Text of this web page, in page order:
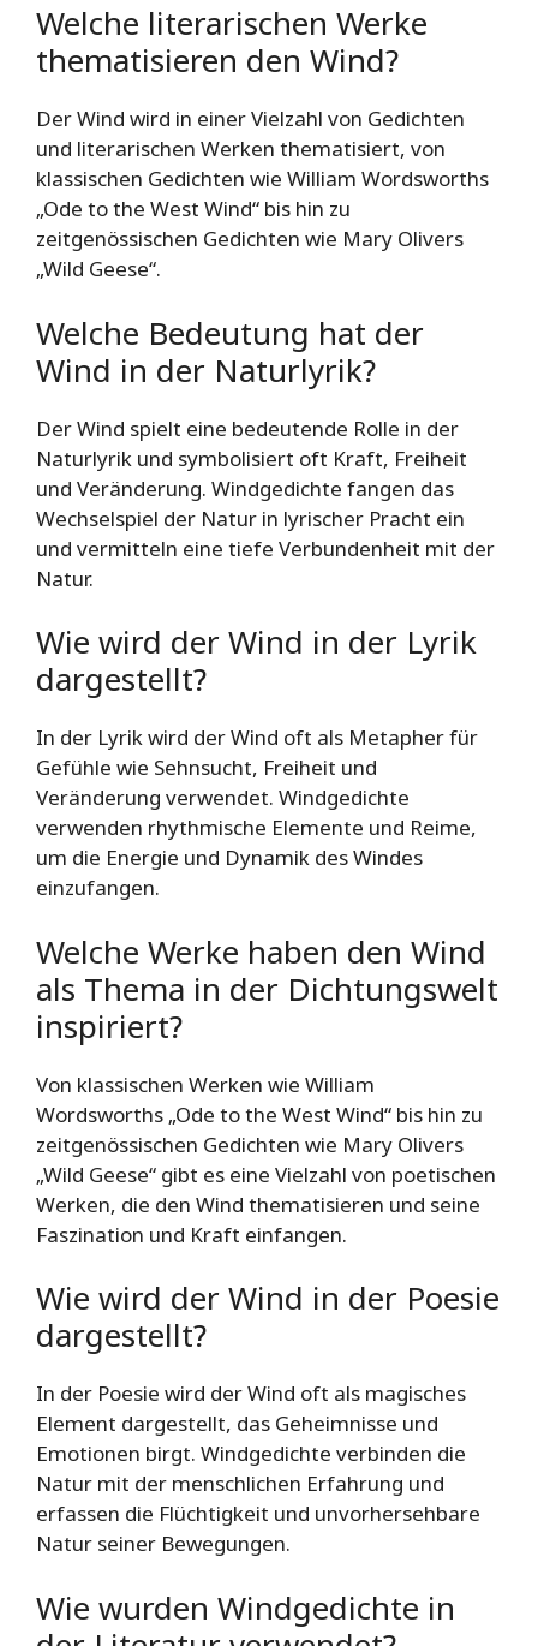
Welche literarischen Werke
thematisieren den Wind?
Der Wind wird in einer Vielzahl von Gedichten
und literarischen Werken thematisiert, von
klassischen Gedichten wie William Wordsworths
„Ode to the West Wind“ bis hin zu
zeitgenössischen Gedichten wie Mary Olivers
„Wild Geese“.
Welche Bedeutung hat der
Wind in der Naturlyrik?
Der Wind spielt eine bedeutende Rolle in der
Naturlyrik und symbolisiert oft Kraft, Freiheit
und Veränderung. Windgedichte fangen das
Wechselspiel der Natur in lyrischer Pracht ein
und vermitteln eine tiefe Verbundenheit mit der
Natur.
Wie wird der Wind in der Lyrik
dargestellt?
In der Lyrik wird der Wind oft als Metapher für
Gefühle wie Sehnsucht, Freiheit und
Veränderung verwendet. Windgedichte
verwenden rhythmische Elemente und Reime,
um die Energie und Dynamik des Windes
einzufangen.
Welche Werke haben den Wind
als Thema in der Dichtungswelt
inspiriert?
Von klassischen Werken wie William
Wordsworths „Ode to the West Wind“ bis hin zu
zeitgenössischen Gedichten wie Mary Olivers
„Wild Geese“ gibt es eine Vielzahl von poetischen
Werken, die den Wind thematisieren und seine
Faszination und Kraft einfangen.
Wie wird der Wind in der Poesie
dargestellt?
In der Poesie wird der Wind oft als magisches
Element dargestellt, das Geheimnisse und
Emotionen birgt. Windgedichte verbinden die
Natur mit der menschlichen Erfahrung und
erfassen die Flüchtigkeit und unvorhersehbare
Natur seiner Bewegungen.
Wie wurden Windgedichte in